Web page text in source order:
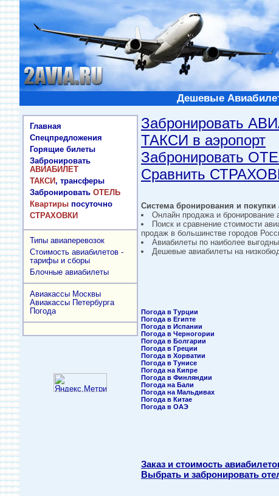
Дешевые
Главная
Спецпредложения
Горящие билеты
Забронировать
АВИАБИЛЕТ
ТАКСИ, трансферы
Забронировать ОТЕЛЬ
Квартиры посуточно
СТРАХОВКИ
Типы авиаперевозок
Стоимость авиабилетов -
тарифы и сборы
Блочные авиабилеты
Авиакассы Москвы
Авиакассы Петербурга
Погода
Забронировать
ТАКСИ в аэропорт
Забронировать
Сравнить
Система бронирования и покупки
Онлайн продажа и бронирование
Поиск и сравнение стоимости
продаж в большинстве городов
Авиабилеты по наиболее
Дешевые авиабилеты на
Погода в Турции
Погода в Египте
Погода в Испании
Погода в Черногории
Погода в Болгарии
Погода в Греции
Погода в Хорватии
Погода в Тунисе
Погода на Кипре
Погода в Финляндии
Погода на Бали
Погода на Мальдивах
Погода в Китае
Погода в ОАЭ
Заказ и стоимость
Выбрать и забронировать